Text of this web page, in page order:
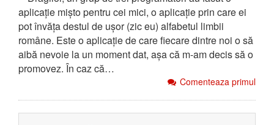
aplicație mișto pentru cei mici, o aplicație prin care ei
pot învăța destul de ușor (zic eu) alfabetul limbii
române. Este o aplicație de care fiecare dintre noi o să
aibă nevoie la un moment dat, așa că m-am decis să o
promovez. În caz că…
Comenteaza primul